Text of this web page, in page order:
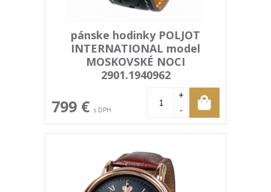
pánske hodinky POLJOT
INTERNATIONAL model
MOSKOVSKÉ NOCI
2901.1940962
799 € s DPH
+
-